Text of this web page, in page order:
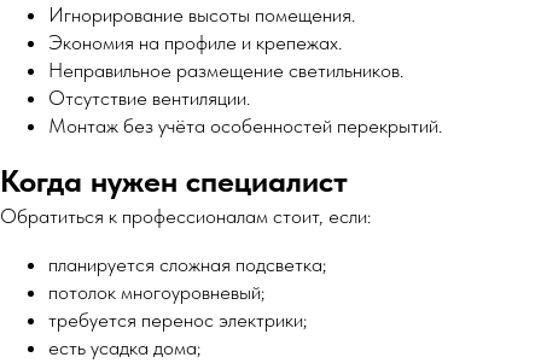
Игнорирование высоты помещения.
Экономия на профиле и крепежах.
Неправильное размещение светильников.
Отсутствие вентиляции.
Монтаж без учёта особенностей перекрытий.
Когда нужен специалист
Обратиться к профессионалам стоит, если:
планируется сложная подсветка;
потолок многоуровневый;
требуется перенос электрики;
есть усадка дома;